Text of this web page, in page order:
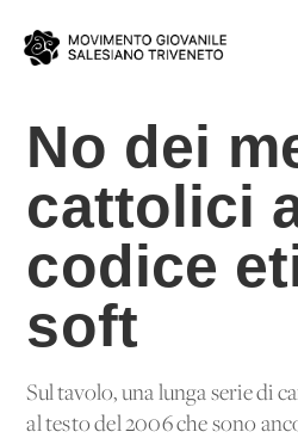
No dei
cattolici
codice
soft
Sul tavolo, una lunga serie di
al testo del 2006 che sono